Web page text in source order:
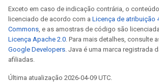
Exceto em caso de indicação contrária, o
licenciado de acordo com a Licença de atribuição
Commons, e as amostras de código são
Licença Apache 2.0. Para mais detalhes, consulte
Google Developers. Java é uma marca registrada
afiliadas.
Última atualização 2026-04-09 UTC.